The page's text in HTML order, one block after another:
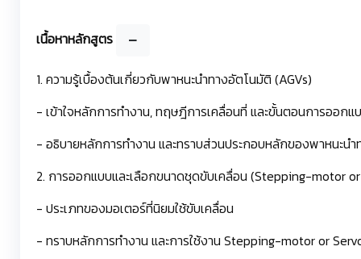
เนื้อหาหลักสูตร
1. ความรู้เบื้องต้นเกี่ยวกับพาหนะนำทางอัตโนมัติ (AGVs)
- เข้าใจหลักการทำงาน, ทฤษฎีการเคลื่อนที่ และขั้นตอนการออก
- อธิบายหลักการทำงาน และทราบส่วนประกอบหลักของพาหนะนำ
2. การออกแบบและเลือกขนาดชุดขับเคลื่อน (Stepping-motor
- ประเภทของมอเตอร์ที่นิยมใช้ขับเคลื่อน
- ทราบหลักการทำงาน และการใช้งาน Stepping-motor or